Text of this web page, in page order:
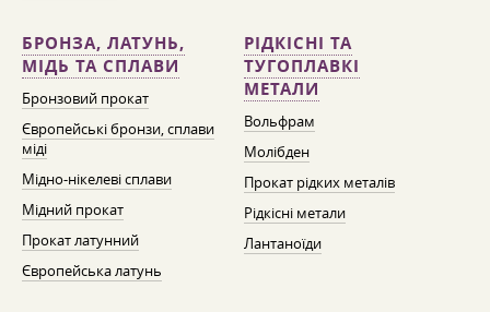
БРОНЗА, ЛАТУНЬ,
МІДЬ ТА СПЛАВИ
Бронзовий прокат
Європейські бронзи, сплави
міді
Мідно-нікелеві сплави
Мідний прокат
Прокат латунний
Європейська латунь
РІДКІСНІ ТА
ТУГОПЛАВКІ
МЕТАЛИ
Вольфрам
Молібден
Прокат рідких металів
Рідкісні метали
Лантаноїди